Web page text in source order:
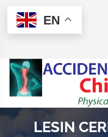
EN
LESIN